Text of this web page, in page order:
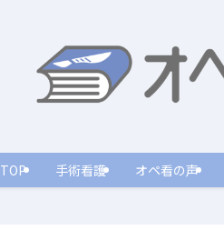
TOP 手術看護 オペ看の声